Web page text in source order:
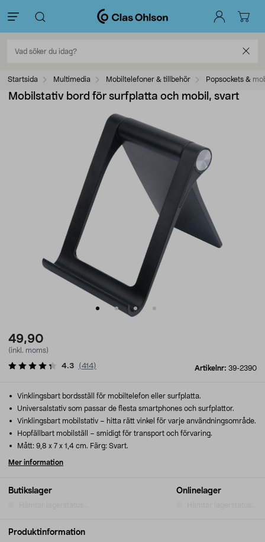
Startsida Multimedia Mobiltelefoner & tillbehör Popsockets &
Mobilstativ bord för surfplatta och mobil, svart
49,90
(inkl. moms)
Artikelnr: 39-2390
4.3 (414)
Butikslager Onlinelager
Vinklingsbart bordsställ för mobiltelefon eller surfplatta.
Universalstativ som passar de flesta smartphones och surfplattor.
Vinklingsbart mobilstativ – hitta rätt vinkel för varje användningsområde.
Hopfällbart mobilställ – smidigt för transport och förvaring.
Mått: 9,8 x 7 x 1,4 cm. Färg: Svart.
Mer information
Produktinformation